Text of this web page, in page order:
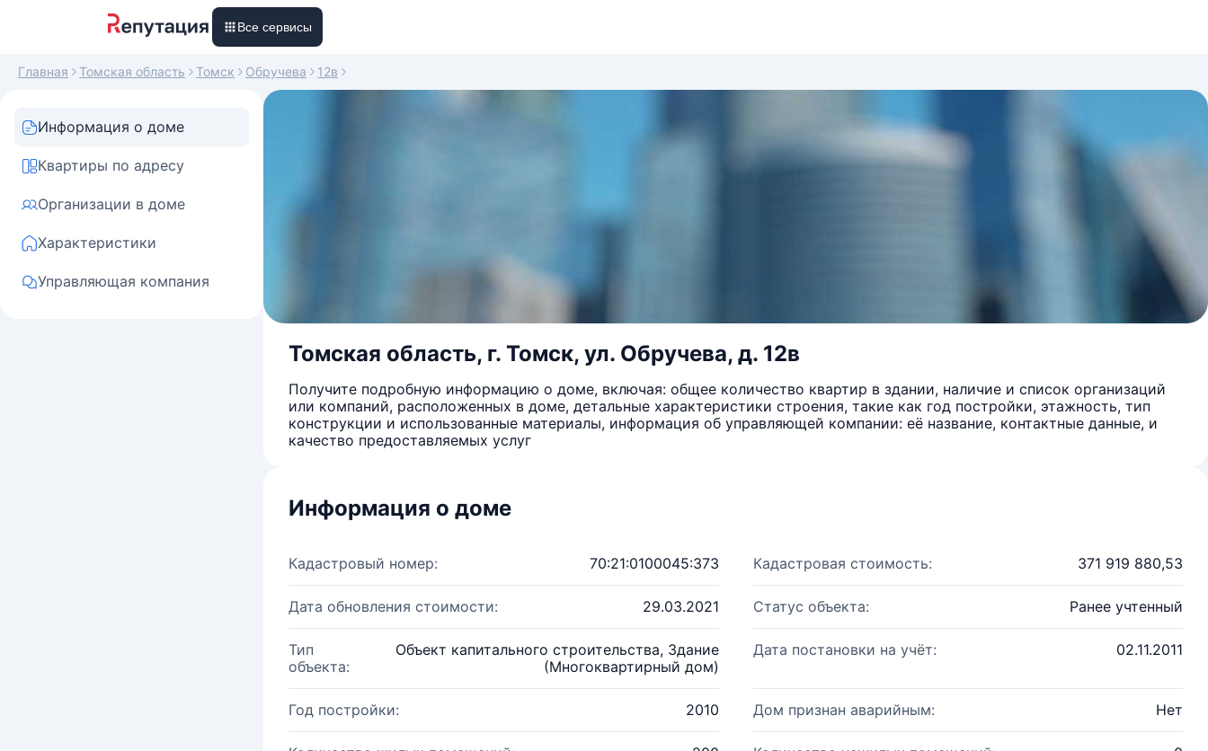
Все сервисы
Главная Томская область Томск Обручева 12в
Информация о доме
Квартиры по адресу
Организации в доме
Характеристики
Управляющая компания
Томская область, г. Томск, ул. Обручева, д. 12в
Получите подробную информацию о доме, включая: общее количество квартир в здании, наличие и список организаций
или компаний, расположенных в доме, детальные характеристики строения, такие как год постройки, этажность, тип
конструкции и использованные материалы, информация об управляющей компании: её название, контактные данные, и
качество предоставляемых услуг
Информация о доме
Кадастровый номер: 70:21:0100045:373 Кадастровая стоимость: 371 919 880,53
Дата обновления стоимости: 29.03.2021 Статус объекта: Ранее учтенный
Тип
объекта:
Объект капитального строительства, Здание
(Многоквартирный дом)
Дата постановки на учёт: 02.11.2011
Год постройки: 2010 Дом признан аварийным: Нет